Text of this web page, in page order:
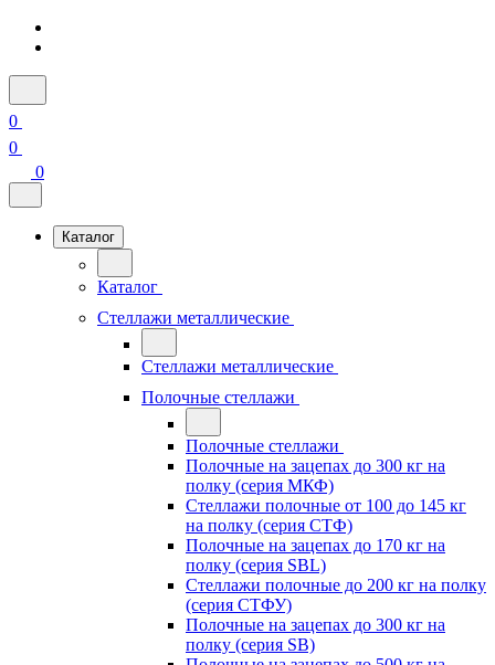
0
0
0
Каталог
Каталог
Стеллажи металлические
Стеллажи металлические
Полочные стеллажи
Полочные стеллажи
Полочные на зацепах до 300 кг на
полку (серия МКФ)
Стеллажи полочные от 100 до 145 кг
на полку (серия СТФ)
Полочные на зацепах до 170 кг на
полку (серия SBL)
Стеллажи полочные до 200 кг на полку
(серия СТФУ)
Полочные на зацепах до 300 кг на
полку (серия SB)